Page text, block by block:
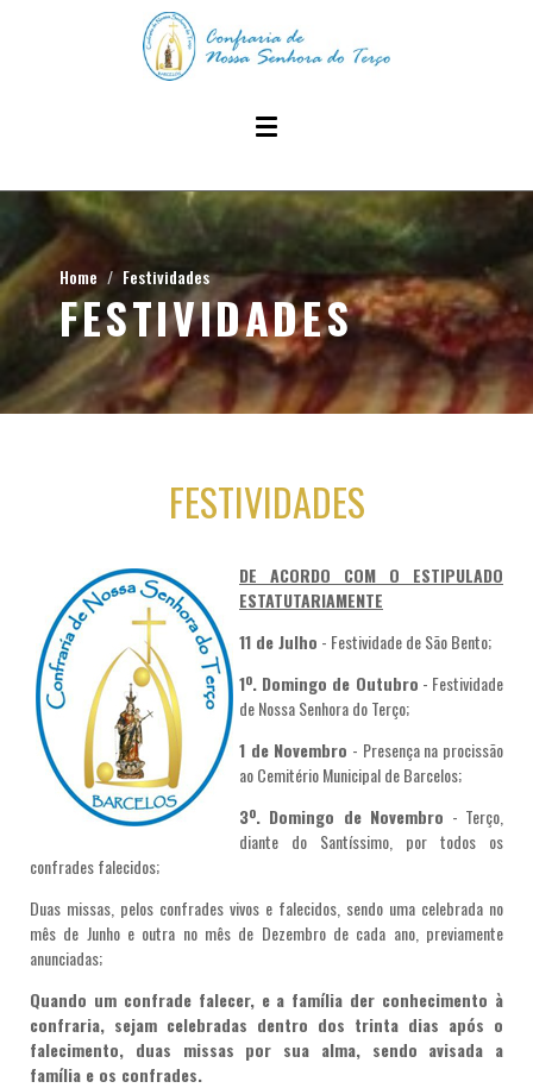
Home Festividades
FESTIVIDADES
FESTIVIDADES
DE ACORDO COM O ESTIPULADO
ESTATUTARIAMENTE
11 de Julho - Festividade de São Bento;
1º. Domingo de Outubro - Festividade
de Nossa Senhora do Terço;
1 de Novembro - Presença na procissão
ao Cemitério Municipal de Barcelos;
3º. Domingo de Novembro - Terço,
diante do Santíssimo, por todos os
confrades falecidos;
Duas missas, pelos confrades vivos e falecidos, sendo uma celebrada no
mês de Junho e outra no mês de Dezembro de cada ano, previamente
anunciadas;
Quando um confrade falecer, e a família der conhecimento à
confraria, sejam celebradas dentro dos trinta dias após o
falecimento, duas missas por sua alma, sendo avisada a
família e os confrades.